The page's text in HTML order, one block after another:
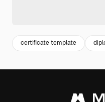
certificate template